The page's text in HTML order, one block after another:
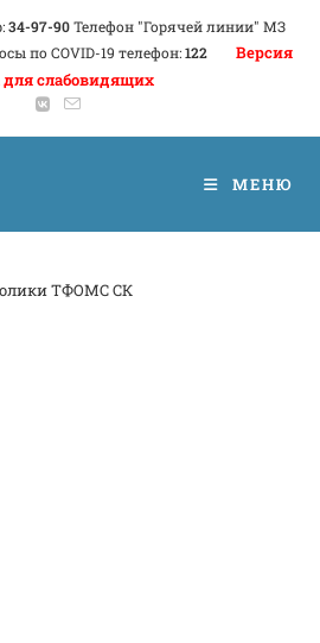
34-97-90 Телефон "Горячей линии" МЗ
по COVID-19 телефон:122
Версия
для слабовидящих
МЕНЮ
ТФОМС СК